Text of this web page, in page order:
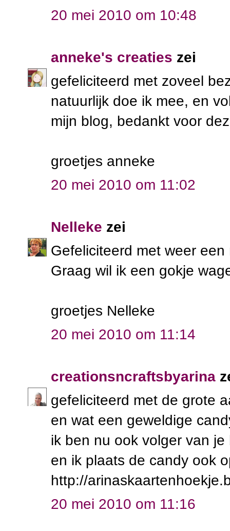
20 mei 2010 om 10:48
anneke's creaties zei
gefeliciteerd met zoveel
natuurlijk doe ik mee, en
mijn blog, bedankt voor
groetjes anneke
20 mei 2010 om 11:02
Nelleke zei
Gefeliciteerd met weer een
Graag wil ik een gokje
groetjes Nelleke
20 mei 2010 om 11:14
creationsncraftsbyarina
gefeliciteerd met de grote
en wat een geweldige
ik ben nu ook volger van je
en ik plaats de candy ook
http://
20 mei 2010 om 11:16